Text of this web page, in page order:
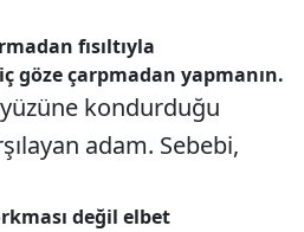
fısıltıyla
göze çarpmadan yapmanın.
kondurduğu
adam. Sebebi,
değil elbet